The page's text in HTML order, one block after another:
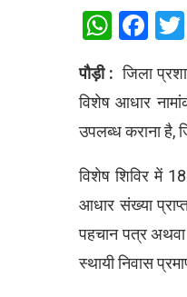
पौड़ी : जिला
विशेष आधार
उपलब्ध कराना है,
विशेष शिविर में
आधार संख्या
पहचान पत्र
स्थायी निवास